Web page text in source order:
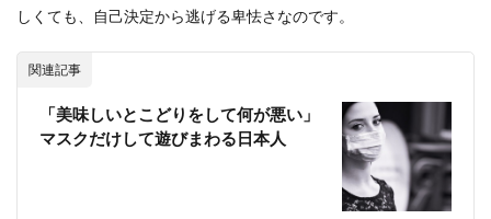
しくても、自己決定から逃げる卑怯さなのです。
関連記事
「美味しいとこどりをして何が悪い」
マスクだけして遊びまわる日本人